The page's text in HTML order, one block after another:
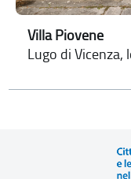
Villa Piovene
Lugo di Vicenza,